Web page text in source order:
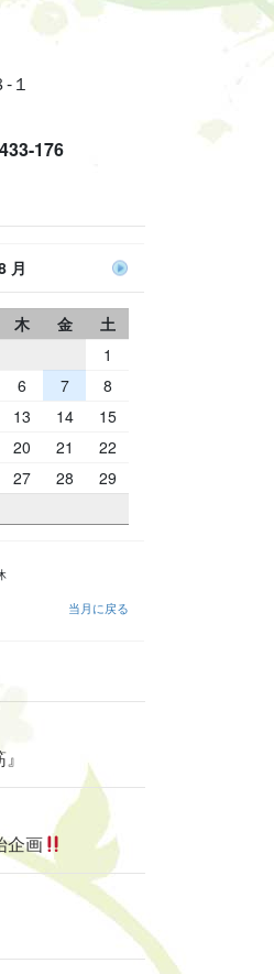
１
176
月
木 金
土
1
6 7
8
13 14
15
20 21
22
27 28
29
当月に戻る
企画